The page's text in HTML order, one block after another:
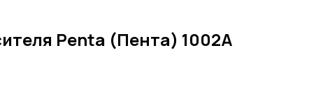
Penta (Пента) 1002А